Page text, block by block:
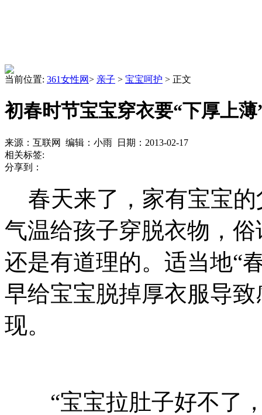
当前位置: 361女性网> 亲子 > 宝宝呵护 > 正文
初春时节宝宝穿衣要“下厚上薄
来源：互联网 编辑：小雨 日期：2013-02-17
相关标签:
分享到：
春天来了，家有宝宝的
气温给孩子穿脱衣物，
还是有道理的。适当地“
早给宝宝脱掉厚衣服导
现。
“宝宝拉肚子好不了，